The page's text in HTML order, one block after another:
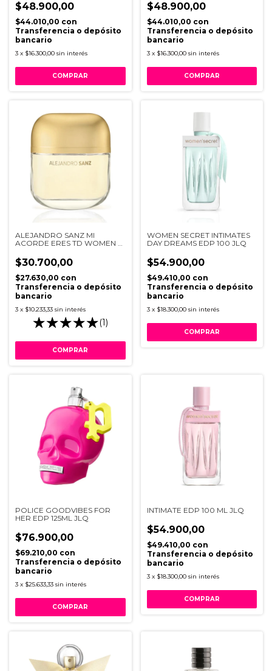
$48.900,00
$44.010,00 con
Transferencia o depósito
bancario
3 x $16.300,00 sin interés
$48.900,00
$44.010,00 con
Transferencia o depósito
bancario
3 x $16.300,00 sin interés
ALEJANDRO SANZ MI
ACORDE ERES TD WOMEN E
$30.700,00
$27.630,00 con
Transferencia o depósito
bancario
3 x $10.233,33 sin interés
(1)
WOMEN SECRET INTIMATES
DAY DREAMS EDP 100 JLQ
$54.900,00
$49.410,00 con
Transferencia o depósito
bancario
3 x $18.300,00 sin interés
POLICE GOODVIBES FOR
HER EDP 125ML JLQ
$76.900,00
$69.210,00 con
Transferencia o depósito
bancario
3 x $25.633,33 sin interés
INTIMATE EDP 100 ML JLQ
$54.900,00
$49.410,00 con
Transferencia o depósito
bancario
3 x $18.300,00 sin interés